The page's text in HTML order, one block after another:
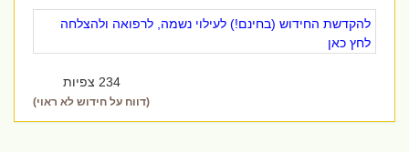
להקדשת החידוש (בחינם!) לעילוי נשמה, לרפואה ולהצלחה
לחץ כאן
234 צפיות
(דווח על חידוש לא ראוי)